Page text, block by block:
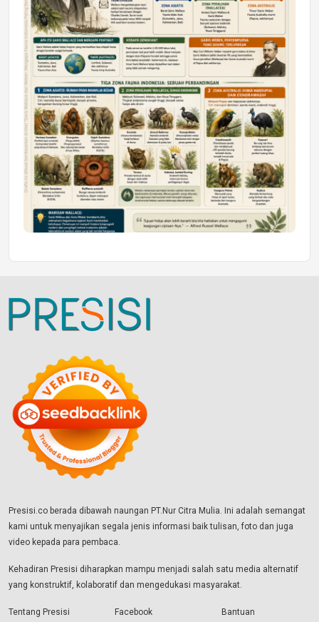
Presisi.co berada dibawah naungan PT.Nur Citra Mulia. Ini adalah semangat
kami untuk menyajikan segala jenis informasi baik tulisan, foto dan juga
video kepada para pembaca.
Kehadiran Presisi diharapkan mampu menjadi salah satu media alternatif
yang konstruktif, kolaboratif dan mengedukasi masyarakat.
Tentang Presisi Facebook Bantuan